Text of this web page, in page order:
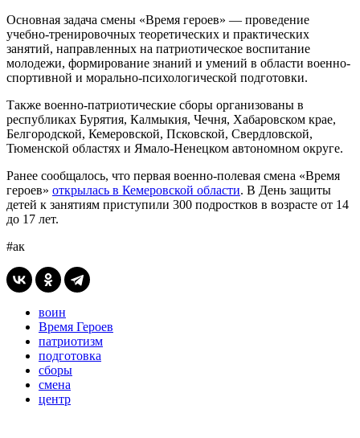
Основная задача смены «Время героев» — проведение
учебно-тренировочных теоретических и практических
занятий, направленных на патриотическое воспитание
молодежи, формирование знаний и умений в области военно-
спортивной и морально-психологической подготовки.
Также военно-патриотические сборы организованы в
республиках Бурятия, Калмыкия, Чечня, Хабаровском крае,
Белгородской, Кемеровской, Псковской, Свердловской,
Тюменской областях и Ямало-Ненецком автономном округе.
Ранее сообщалось, что первая военно-полевая смена «Время
героев» открылась в Кемеровской области. В День защиты
детей к занятиям приступили 300 подростков в возрасте от 14
до 17 лет.
#ак
воин
Время Героев
патриотизм
подготовка
сборы
смена
центр